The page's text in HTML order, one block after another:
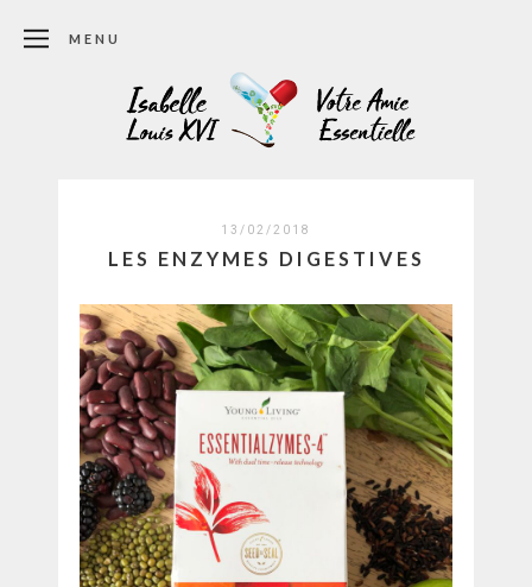
MENU
13/02/2018
LES ENZYMES DIGESTIVES